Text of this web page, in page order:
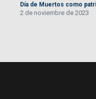
Día de Muertos como
2 de noviembre de 2023